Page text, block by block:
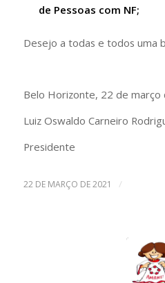
de Pessoas com NF;
Desejo a todas e todos uma
Belo Horizonte, 22 de março
Luiz Oswaldo Carneiro
Presidente
22 DE MARÇO DE 2021 /